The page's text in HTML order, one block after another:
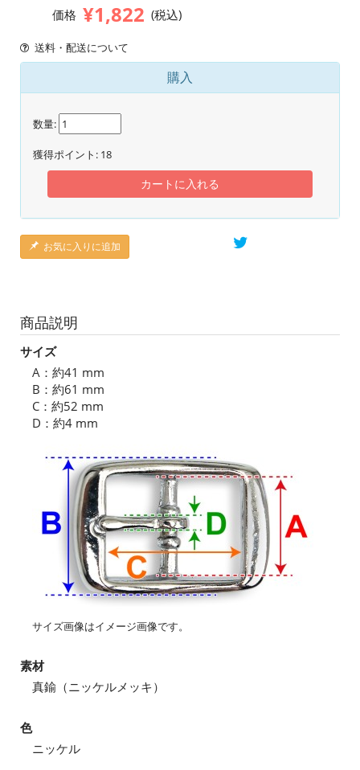
価格 ¥1,822 (税込)
送料・配送について
購入
数量:
獲得ポイント: 18
カートに入れる
お気に入りに追加
商品説明
サイズ
A：約41 mm
B：約61 mm
C：約52 mm
D：約4 mm
サイズ画像はイメージ画像です。
素材
真鍮（ニッケルメッキ）
色
ニッケル